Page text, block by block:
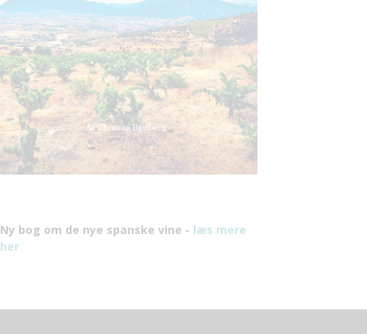
Ny bog om de nye spanske vine - læs mere
her